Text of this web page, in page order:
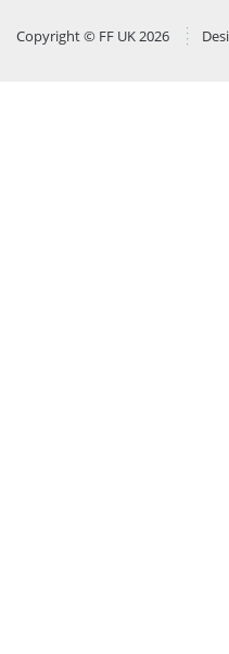
Copyright © FF UK 2026